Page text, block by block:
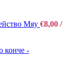
Мяу €8,00 /